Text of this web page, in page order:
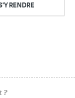
RENDRE
?